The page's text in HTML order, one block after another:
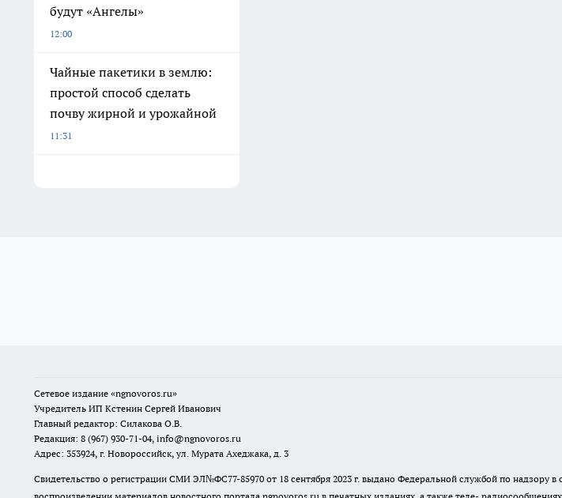
будут «Ангелы»
12:00
Чайные пакетики в землю:
простой способ сделать
почву жирной и урожайной
11:31
Сетевое издание «ngnovoros.ru»
Учредитель ИП Кстенин Сергей Иванович
Главный редактор: Силакова О.В.
Редакция: 8 (967) 930-71-04, info@ngnovoros.ru
Адрес: 353924, г. Новороссийск, ул. Мурата Ахеджака, д. 3
Свидетельство о регистрации СМИ ЭЛ№ФС77-85970 от 18 сентября 2023 г. выдано Федеральной службой по